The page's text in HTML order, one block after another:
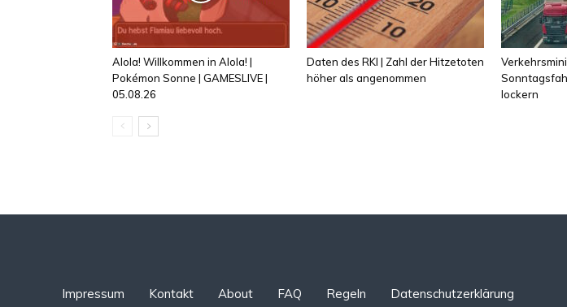
Alola! Willkommen in Alola! |
Pokémon Sonne | GAMESLIVE |
05.08.26
Daten des RKI | Zahl der Hitzetoten
höher als angenommen
lockern
Impressum Kontakt About FAQ Regeln Datenschutzerklärung